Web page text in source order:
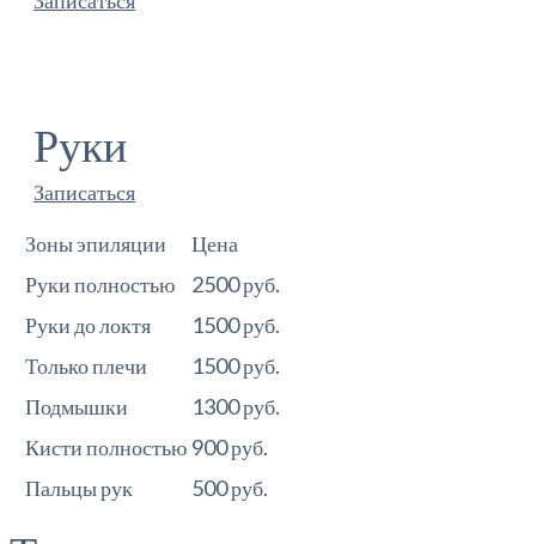
Руки
Записаться
Зоны эпиляции
Цена
Руки полностью
2500 руб.
Руки до локтя
1500 руб.
Только плечи
1500 руб.
Подмышки
1300 руб.
Кисти полностью 900 руб.
Пальцы рук
500 руб.